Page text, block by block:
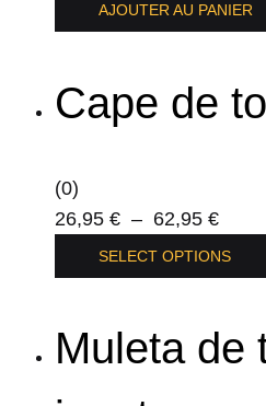
AJOUTER AU PANIER
Cape de
(0)
26,95 € – 62,95 €Plage
de
prix :
à
SELECT OPTIONS
Muleta de